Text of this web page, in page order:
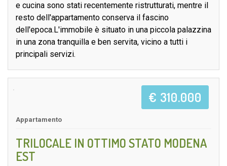
e cucina sono stati recentemente ristrutturati, mentre il
resto dell'appartamento conserva il fascino
dell'epoca.L'immobile è situato in una piccola palazzina
in una zona tranquilla e ben servita, vicino a tutti i
principali servizi.
Appartamento
TRILOCALE IN OTTIMO STATO MODENA
EST
€ 310.000